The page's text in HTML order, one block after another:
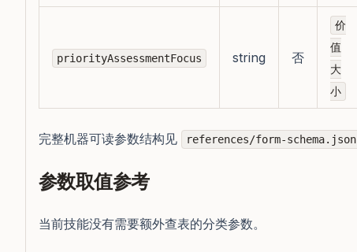
priorityAssessmentFocus string 否
价
值
大
小
完整机器可读参数结构见 references/form-schema.json
参数取值参考
当前技能没有需要额外查表的分类参数。